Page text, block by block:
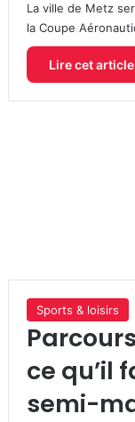
La ville de Metz
la Coupe
Lire cet article
Sports & loisirs
ce qu’il
semi-